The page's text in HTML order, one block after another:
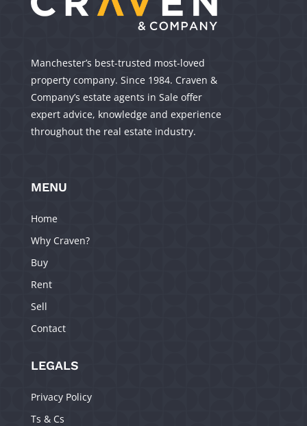
Manchester’s best-trusted most-loved
property company. Since 1984. Craven &
Company’s estate agents in Sale offer
expert advice, knowledge and experience
throughout the real estate industry.
MENU
Home
Why Craven?
Buy
Rent
Sell
Contact
LEGALS
Privacy Policy
Ts & Cs